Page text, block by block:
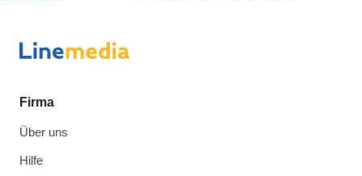
Firma
Über uns
Hilfe